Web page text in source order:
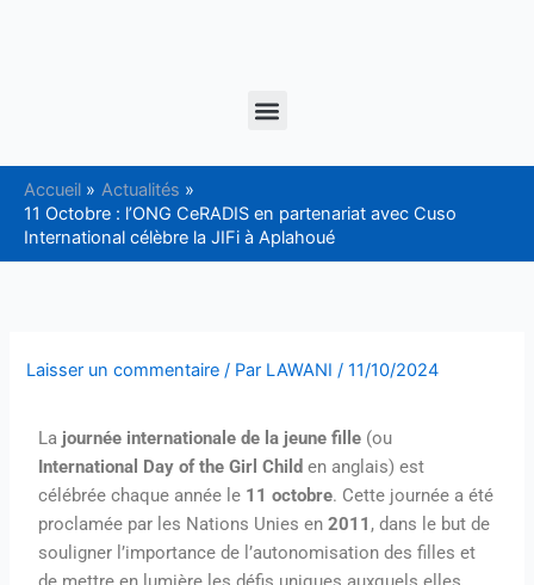
Accueil
Actualités
11 Octobre : l’ONG CeRADIS en partenariat avec Cuso
International célèbre la JIFi à Aplahoué
Laisser un commentaire / Par LAWANI/11/10/2024
La journée internationale de la jeune fille (ou
International Day of the Girl Child en anglais) est
célébrée chaque année le 11 octobre. Cette journée a été
proclamée par les Nations Unies en2011 , dans le but de
souligner l’importance de l’autonomisation des filles et